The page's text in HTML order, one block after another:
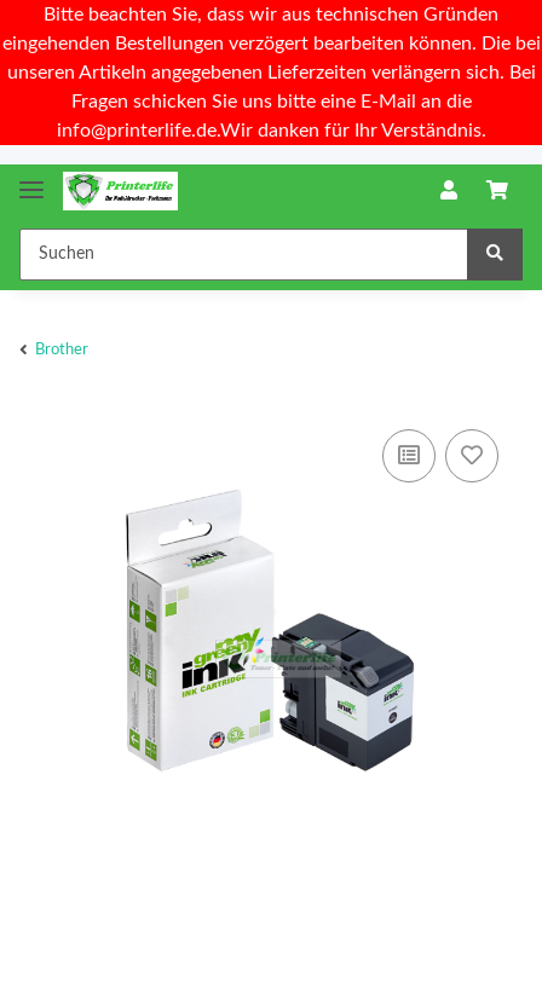
Bitte beachten Sie, dass wir aus technischen Gründen
eingehenden Bestellungen verzögert bearbeiten können. Die bei
unseren Artikeln angegebenen Lieferzeiten verlängern sich. Bei
Fragen schicken Sie uns bitte eine E-Mail an die
info@printerlife.de.Wir danken für Ihr Verständnis.
Brother